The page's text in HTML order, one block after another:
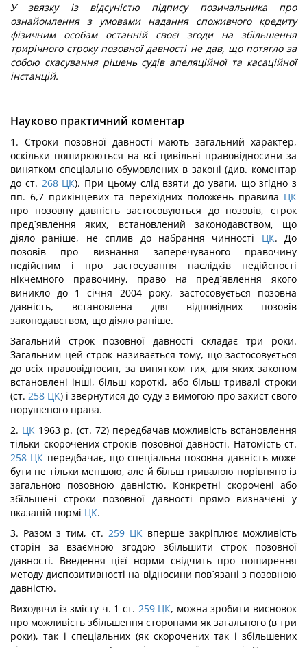
У звязку із відсуністю підпису позичальника про
ознайомлення з умоваминадання споживчого кредиту
фізичним особам останній своєї згоди на збільшення
трирічного строку позовної давності не дав, що потягло за
собою скасування рішень судів апеляційної та касаційної
інстанцій.
Науково практичний коментар
1. Строки позовної давності мають загальний характер,
оскільки поширюються на всі цивільні правовідносини за
винятком спеціально обумовлених в законі (див. коментар
до ст. 268 ЦК). При цьому слід взяти до уваги, що згідно з
пп. 6,7 прикінцевих та перехідних положень правила ЦК
про позовну давність застосовуються до позовів, строк
пред´явлення яких, встановлений законодавством, що
діяло раніше, не сплив до набрання чинності ЦК. До
позовів про визнання заперечуваного правочину
недійсним і про застосування наслідків недійсності
нікчемного правочину, право на пред´явлення якого
виникло до 1 січня 2004 року, застосовується позовна
давність, встановлена для відповідних позовів
законодавством, що діяло раніше.
Загальний строк позовної давності складає три роки.
Загальним цей строк називається тому, що застосовується
до всіх правовідносин, за винятком тих, для яких законом
встановлені інші, більш короткі, або більш тривалі строки
(ст. 258 ЦК) і звернутися до суду з вимогою про захист свого
порушеного права.
2. ЦК 1963 р. (ст. 72) передбачав можливість встановлення
тільки скорочених строків позовної давності. Натомість ст.
258 ЦК передбачає, що спеціальна позовна давність може
бути не тільки меншою, але й більш тривалою порівняно із
загальною позовною давністю. Конкретні скорочені або
збільшені строки позовної давності прямо визначені у
вказаній нормі ЦК.
3. Разом з тим, ст. 259 ЦК вперше закріплює можливість
сторін за взаємною згодою збільшити строк позовної
давності. Введення цієї норми свідчить про поширення
методу диспозитивності на відносини пов´язані з позовною
давністю.
Виходячи із змісту ч. 1 ст. 259 ЦК, можна зробити висновок
про можливість збільшення сторонами як загального (в три
роки), так і спеціальних (як скорочених так і збільшених